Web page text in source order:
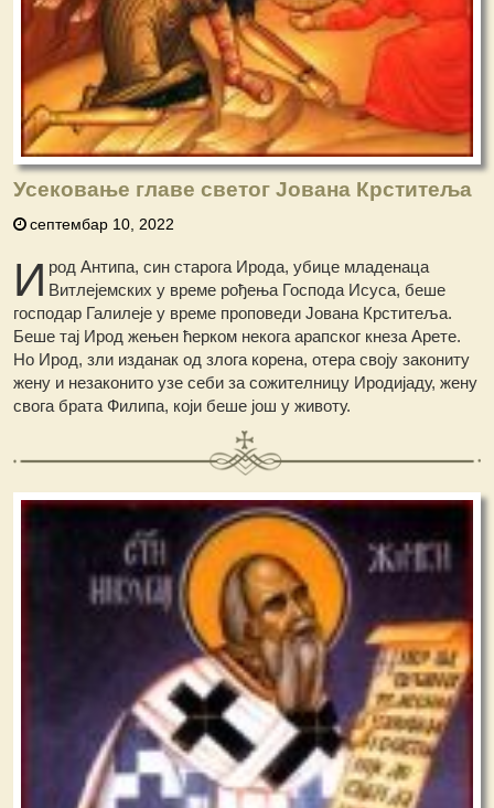
Усековање главе светог Јована Крститеља
септембар 10, 2022
И род Антипа, син старога Ирода, убице младенаца
Витлејемских у време рођења Господа Исуса, беше
господар Галилеје у време проповеди Јована Крститеља.
Беше тај Ирод жењен ћерком некога арапског кнеза Арете.
Но Ирод, зли изданак од злога корена, отера своју закониту
жену и незаконито узе себи за сожителницу Иродијаду, жену
свога брата Филипа, који беше још у животу.